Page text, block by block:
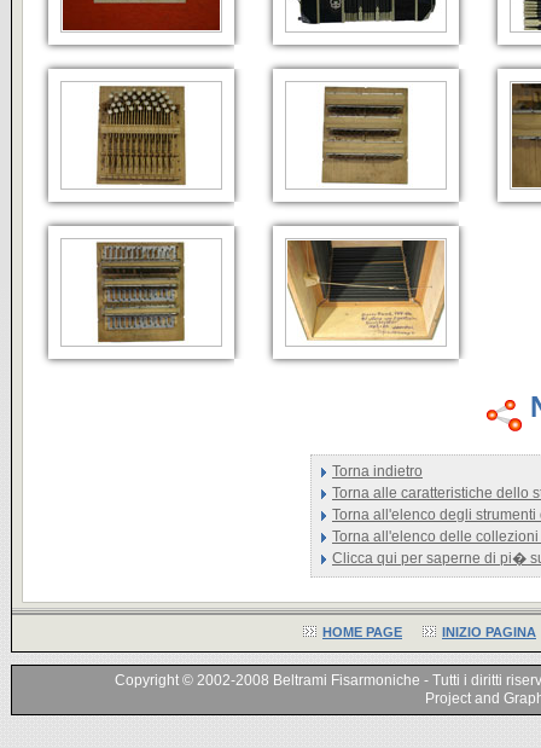
Torna indietro
Torna alle caratteristiche dello
Torna all'elenco degli
Torna all'elenco delle
Clicca qui per saperne di pi�
HOME PAGE INIZIO PAGINA
Copyright © 2002-2008 Beltrami Fisarmoniche - Tutti i diritti
Project and